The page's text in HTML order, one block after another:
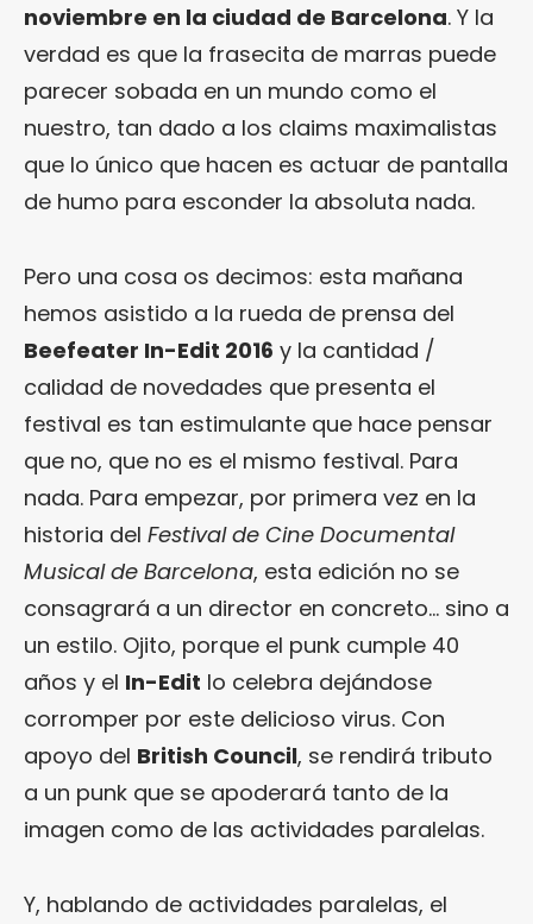
noviembre en la ciudad de Barcelona. Y la
verdad es que la frasecita de marras puede
parecer sobada en un mundo como el
nuestro, tan dado a los claims maximalistas
que lo único que hacen es actuar de pantalla
de humo para esconder la absoluta nada.
Pero una cosa os decimos: esta mañana
hemos asistido a la rueda de prensa del
Beefeater In-Edit 2016 y la cantidad /
calidad de novedades que presenta el
festival es tan estimulante que hace pensar
que no, que no es el mismo festival. Para
nada. Para empezar, por primera vez en la
historia del Festival de Cine Documental
Musical de Barcelona, esta edición no se
consagrará a un director en concreto… sino a
un estilo. Ojito, porque el punk cumple 40
años y el In-Edit lo celebra dejándose
corromper por este delicioso virus. Con
apoyo del British Council, se rendirá tributo
a un punk que se apoderará tanto de la
imagen como de las actividades paralelas.
Y, hablando de actividades paralelas, el